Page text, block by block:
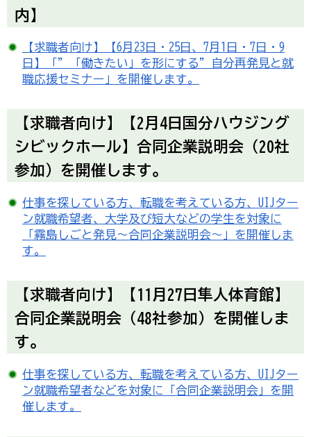
内】
【求職者向け】【6月23日・25日、7月1日・7日・9
日】「”「働きたい」を形にする”自分再発見と就
職応援セミナー」を開催します。
【求職者向け】【2月4日国分ハウジング
シビックホール】合同企業説明会（20社
参加）を開催します。
仕事を探している方、転職を考えている方、UIJター
ン就職希望者、大学及び短大などの学生を対象に
「霧島しごと発見～合同企業説明会～」を開催しま
す。
【求職者向け】【11月27日隼人体育館】
合同企業説明会（48社参加）を開催しま
す。
仕事を探している方、転職を考えている方、UIJター
ン就職希望者などを対象に「合同企業説明会」を開
催します。